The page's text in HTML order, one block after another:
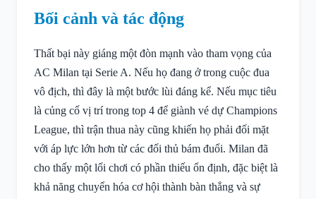
Bối cảnh và tác động
Thất bại này giáng một đòn mạnh vào tham vọng của
AC Milan tại Serie A. Nếu họ đang ở trong cuộc đua
vô địch, thì đây là một bước lùi đáng kể. Nếu mục tiêu
là củng cố vị trí trong top 4 để giành vé dự Champions
League, thì trận thua này cũng khiến họ phải đối mặt
với áp lực lớn hơn từ các đối thủ bám đuổi. Milan đã
cho thấy một lối chơi có phần thiếu ổn định, đặc biệt là
khả năng chuyển hóa cơ hội thành bàn thắng và sự